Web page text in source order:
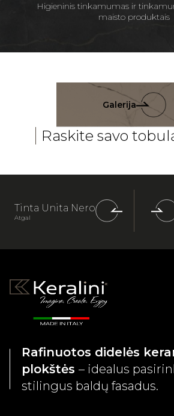
Higieninis tinkamumas ir
maisto produktais
Galerija
Raskite savo
Tinta Unita Nero
Atgal
Rafinuotos didelės
plokštės – idealus
stilingus baldų fasadus.